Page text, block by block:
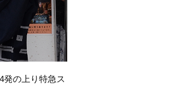
発の上り特急ス